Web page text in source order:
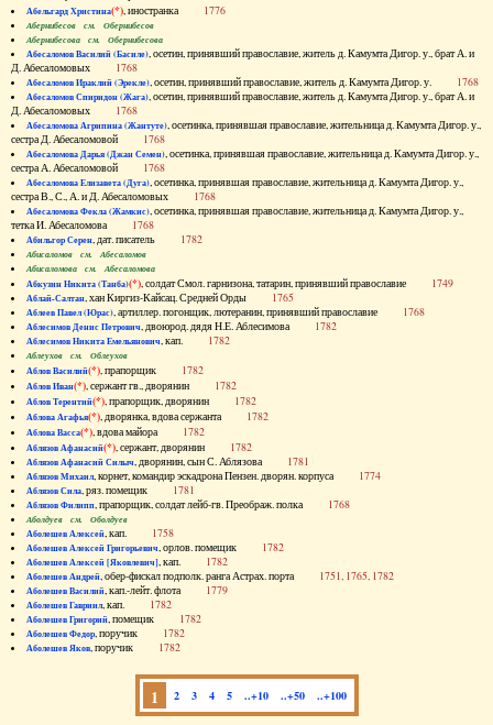
Абельгард Христина(*), иностранка 1776
Абернибесов см. Обернибесов
Абернибесова см. Обернибесова
Абесаломов Василий (Басиле), осетин, принявший православие, житель д. Камумта Дигор. у., брат А. и
Д. Абесаломовых 1768
Абесаломов Ираклий (Эрекле), осетин, принявший православие, житель д. Камумта Дигор. у. 1768
Абесаломов Спиридон (Жага), осетин, принявший православие, житель д. Камумта Дигор. у., брат А. и
Д. Абесаломовых 1768
Абесаломова Агрипина (Жантуте), осетинка, принявшая православие, жительница д. Камумта Дигор. у.,
сестра Д. Абесаломовой 1768
Абесаломова Дарья (Джан Семен), осетинка, принявшая православие, жительница д. Камумта Дигор. у.,
сестра А. Абесаломовой 1768
Абесаломова Елизавета (Дуга), осетинка, принявшая православие, жительница д. Камумта Дигор. у.,
сестра В., С., А. и Д. Абесаломовых 1768
Абесаломова Фекла (Жамкис), осетинка, принявшая православие, жительница д. Камумта Дигор. у.,
тетка И. Абесаломова 1768
Абильгор Серен, дат. писатель 1782
Абисаломов см. Абесаломов
Абисаломова см. Абесаломова
Абкузин Никита (Танба)(*), солдат Смол. гарнизона, татарин, принявший православие 1749
Аблай-Салтан, хан Киргиз-Кайсац. Средней Орды 1765
Аблеев Павел (Юрас), артиллер. погонщик, лютеранин, принявший православие 1768
Аблесимов Денис Петрович, двоюрод. дядя Н.Е. Аблесимова 1782
Аблесимов Никита Емельянович, кап. 1782
Аблеухов см. Облеухов
Аблов Василий(*), прапорщик 1782
Аблов Иван(*), сержант гв., дворянин 1782
Аблов Терентий(*), прапорщик, дворянин 1782
Аблова Агафья(*), дворянка, вдова сержанта 1782
Аблова Васса(*), вдова майора 1782
Аблязов Афанасий(*), сержант, дворянин 1782
Аблязов Афанасий Силыч, дворянин, сын С. Аблязова 1781
Аблязов Михаил, корнет, командир эскадрона Пензен. дворян. корпуса 1774
Аблязов Сила, ряз. помещик 1781
Аблязов Филипп, прапорщик, солдат лейб-гв. Преображ. полка 1768
Аболдуев см. Оболдуев
Аболешев Алексей, кап. 1758
Аболешев Алексей Григорьевич, орлов. помещик 1782
Аболешев Алексей [Яковлевич], кап. 1782
Аболешев Андрей, обер-фискал подполк. ранга Астрах. порта 1751, 1765, 1782
Аболешев Василий, кап.-лейт. флота 1779
Аболешев Гавриил, кап. 1782
Аболешев Григорий, помещик 1782
Аболешев Федор, поручик 1782
Аболешев Яков, поручик 1782
1 2 3 4 5 ..+10 ..+50 ..+100